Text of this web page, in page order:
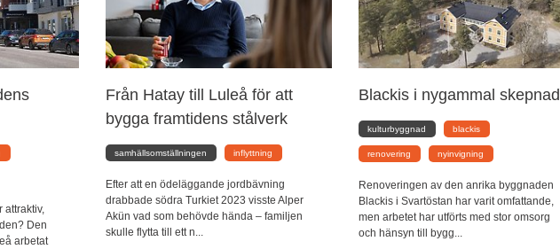
attraktiv,
Den
arbetat
Från Hatay till Luleå för att
bygga framtidens stålverk
samhällsomställningen inflyttning
Efter att en ödeläggande jordbävning
drabbade södra Turkiet 2023 visste Alper
Akün vad som behövde hända – familjen
skulle flytta till ett n...
Blackis i nygammal skepnad
kulturbyggnad blackis
renovering nyinvigning
Renoveringen av den anrika byggnaden
Blackis i Svartöstan har varit omfattande,
men arbetet har utförts med stor omsorg
och hänsyn till bygg...